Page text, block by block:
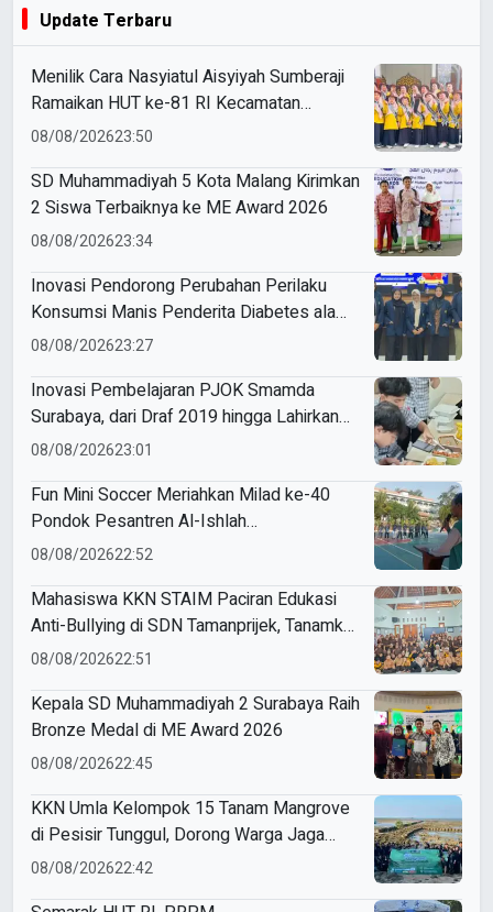
Update Terbaru
Menilik Cara Nasyiatul Aisyiyah Sumberaji
Ramaikan HUT ke-81 RI Kecamatan
Sukodadi
08/08/202623:50
SD Muhammadiyah 5 Kota Malang Kirimkan
2 Siswa Terbaiknya ke ME Award 2026
08/08/202623:34
Inovasi Pendorong Perubahan Perilaku
Konsumsi Manis Penderita Diabetes ala
Mahasiswa Unesa
08/08/202623:27
Inovasi Pembelajaran PJOK Smamda
Surabaya, dari Draf 2019 hingga Lahirkan
Modul Gizi Digital
08/08/202623:01
Fun Mini Soccer Meriahkan Milad ke-40
Pondok Pesantren Al-Ishlah
Sendangagung
08/08/202622:52
Mahasiswa KKN STAIM Paciran Edukasi
Anti-Bullying di SDN Tamanprijek, Tanamkan
Empati Sejak Dini
08/08/202622:51
Kepala SD Muhammadiyah 2 Surabaya Raih
Bronze Medal di ME Award 2026
08/08/202622:45
KKN Umla Kelompok 15 Tanam Mangrove
di Pesisir Tunggul, Dorong Warga Jaga
Lingkungan
08/08/202622:42